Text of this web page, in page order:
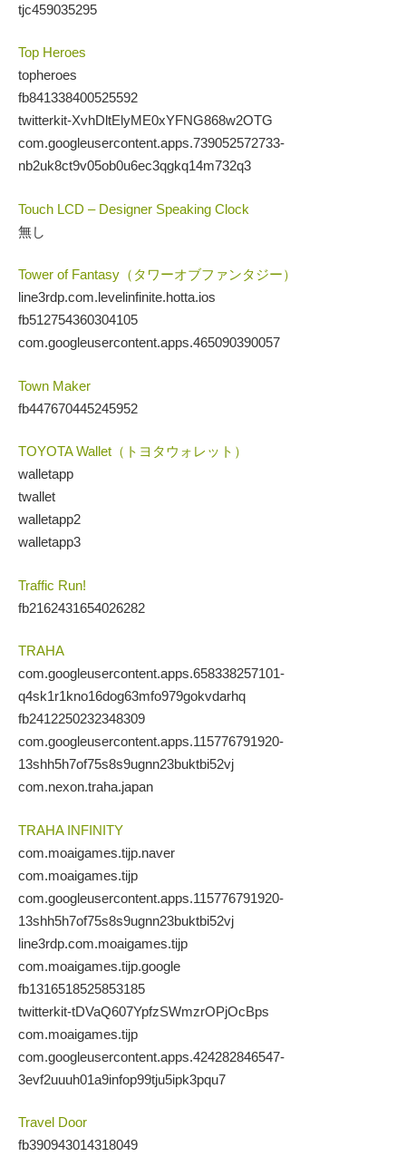
tjc459035295
Top Heroes
topheroes
fb841338400525592
twitterkit-XvhDltElyME0xYFNG868w2OTG
com.googleusercontent.apps.739052572733-
nb2uk8ct9v05ob0u6ec3qgkq14m732q3
Touch LCD – Designer Speaking Clock
無し
Tower of Fantasy（タワーオブファンタジー）
line3rdp.com.levelinfinite.hotta.ios
fb512754360304105
com.googleusercontent.apps.465090390057
Town Maker
fb447670445245952
TOYOTA Wallet（トヨタウォレット）
walletapp
twallet
walletapp2
walletapp3
Traffic Run!
fb2162431654026282
TRAHA
com.googleusercontent.apps.658338257101-
q4sk1r1kno16dog63mfo979gokvdarhq
fb2412250232348309
com.googleusercontent.apps.115776791920-
13shh5h7of75s8s9ugnn23buktbi52vj
com.nexon.traha.japan
TRAHA INFINITY
com.moaigames.tijp.naver
com.moaigames.tijp
com.googleusercontent.apps.115776791920-
13shh5h7of75s8s9ugnn23buktbi52vj
line3rdp.com.moaigames.tijp
com.moaigames.tijp.google
fb1316518525853185
twitterkit-tDVaQ607YpfzSWmzrOPjOcBps
com.moaigames.tijp
com.googleusercontent.apps.424282846547-
3evf2uuuh01a9infop99tju5ipk3pqu7
Travel Door
fb390943014318049